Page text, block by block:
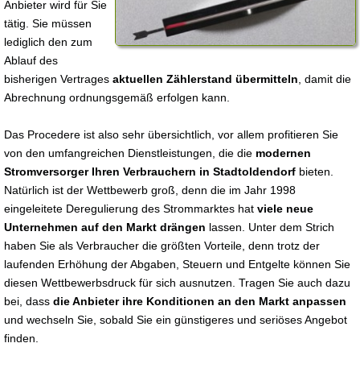
Anbieter wird für Sie
tätig. Sie müssen
lediglich den zum
Ablauf des
bisherigen Vertrages aktuellen Zählerstand übermitteln , damit die
Abrechnung ordnungsgemäß erfolgen kann.
Das Procedere ist also sehr übersichtlich, vor allem profitieren Sie
von den umfangreichen Dienstleistungen, die die modernen
Stromversorger Ihren Verbrauchern in Stadtoldendorf bieten.
Natürlich ist der Wettbewerb groß, denn die im Jahr 1998
eingeleitete Deregulierung des Strommarktes hat viele neue
Unternehmen auf den Markt drängen lassen. Unter dem Strich
haben Sie als Verbraucher die größten Vorteile, denn trotz der
laufenden Erhöhung der Abgaben, Steuern und Entgelte können Sie
diesen Wettbewerbsdruck für sich ausnutzen. Tragen Sie auch dazu
bei, dass die Anbieter ihre Konditionen an den Markt anpassen
und wechseln Sie, sobald Sie ein günstigeres und seriöses Angebot
finden.